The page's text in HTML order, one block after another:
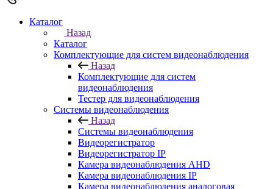
Каталог
Назад
Каталог
Комплектующие для систем видеонаблюдения
Назад
Комплектующие для систем
видеонаблюдения
Тестер для видеонаблюдения
Системы видеонаблюдения
Назад
Системы видеонаблюдения
Видеорегистратор
Видеорегистратор IP
Камера видеонаблюдения AHD
Камера видеонаблюдения IP
Камера видеонаблюдения аналоговая